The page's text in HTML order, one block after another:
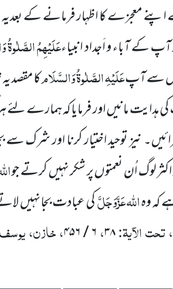
معجزے کا اظہار فرمانے کے بعدیہ
کے آباء و اَجداد انبیاءعَلَیْہِمُ الصَّلٰوۃُ
سے آپعَلَیْہِ الصَّلٰوۃُ وَالسَّلَامکا مقصد
مانیں اور فرمایا کہ ہمارے لئے
نیز توحید اختیار کرنا اور شرک سے
لوگ اُن نعمتوں پر شکر نہیں کرتے جو
کہ وہاللہعَزَّوَجَلَّکی عبادت بجانہیں
تحت الآیۃ:۳۸،۶ / ۴۵۶ ، خازن،